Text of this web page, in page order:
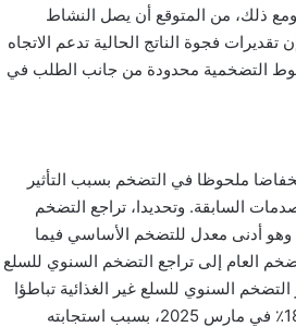
لا يزال دون طاقته القصوى رغم النمو المستمر طوال عام 2024. ومع ذلك، من المتوقع أن يصل النشاط
بنهاية السنة المالية 2025/2026. وعليه، فإن تقديرات فجوة الناتج الحالية تدعم الاتجاه
التضخمية محدودة من جانب الطلب في
” وبالنسبة للتضخم السنوي، شهد الربع الأول من عام 2025 انخفاضا ملحوظا في التضخم بسبب التأثير
السابقة. وتحديدا، تراجع التضخم
13.6٪ و9.4٪ في مارس 2025 على التوالي، وهو أدنى معدل للتضخم الأساسي فيما
العام إلى تراجع التضخم السنوي للسلع
2024 إلى 6.6٪ في مارس 2025. كما أظهر التضخم السنوي للسلع غير الغذائية تباطؤا
نسبيا في اتجاه الانخفاض، حيث تراجع من 25.7٪ في مارس 2024 إلى 18.9٪ في مارس 2025، بسبب استجابته